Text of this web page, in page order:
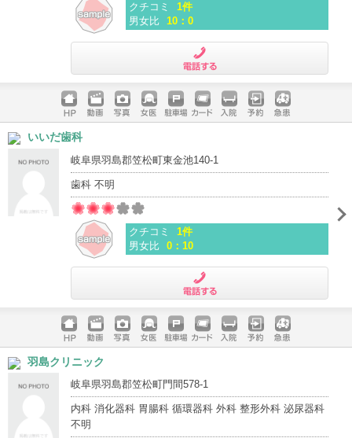
クチコミ
1件
男女比 10：0
ホームペ
ージ
動画 写真 女医 駐車場
クレジッ
入院 予約 急患
いいだ歯科
岐阜県羽島郡笠松町東金池140-1
歯科 不明
クチコミ
1件
男女比 0：10
ホームペ
ージ
動画 写真 女医 駐車場
クレジッ
入院 予約 急患
羽島クリニック
岐阜県羽島郡笠松町門間578-1
内科 消化器科 胃腸科 循環器科 外科 整形外科 泌尿器科
不明